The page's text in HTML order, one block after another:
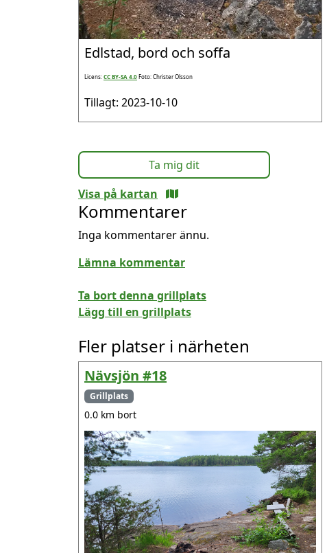
Edlstad, bord och soffa
Licens:CC BY-SA 4.0Foto: Christer Olsson
Tillagt: 2023-10-10
Ta mig dit
Visa på kartan
Kommentarer
Inga kommentarer ännu.
Lämna kommentar
Ta bort denna grillplats
Lägg till en grillplats
Fler platser i närheten
Nävsjön #18
Grillplats
0.0 km bort